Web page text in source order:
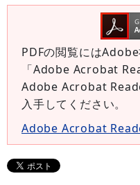
PDFの閲覧には
「Adobe Acrobat
Adobe Acrobat
入手してください。
Adobe Acrobat